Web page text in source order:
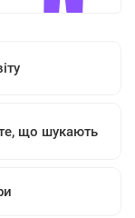
те, що шукають